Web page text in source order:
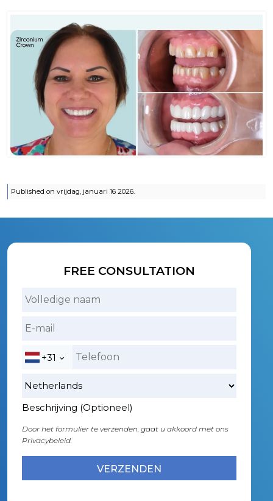
Published on vrijdag, januari 16 2026.
FREE CONSULTATION
+31
Beschrijving (Optioneel)
Door het formulier te verzenden, gaat u akkoord met ons
Privacybeleid.